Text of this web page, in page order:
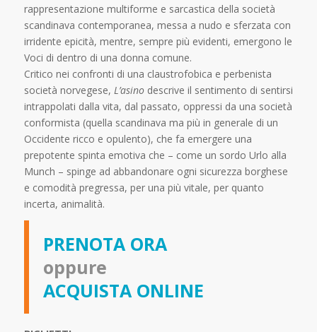
rappresentazione multiforme e sarcastica della società
scandinava contemporanea, messa a nudo e sferzata con
irridente epicità, mentre, sempre più evidenti, emergono le
Voci di dentro di una donna comune.
Critico nei confronti di una claustrofobica e perbenista
società norvegese, L’asino descrive il sentimento di sentirsi
intrappolati dalla vita, dal passato, oppressi da una società
conformista (quella scandinava ma più in generale di un
Occidente ricco e opulento), che fa emergere una
prepotente spinta emotiva che – come un sordo Urlo alla
Munch – spinge ad abbandonare ogni sicurezza borghese
e comodità pregressa, per una più vitale, per quanto
incerta, animalità.
PRENOTA ORA
oppure
ACQUISTA ONLINE